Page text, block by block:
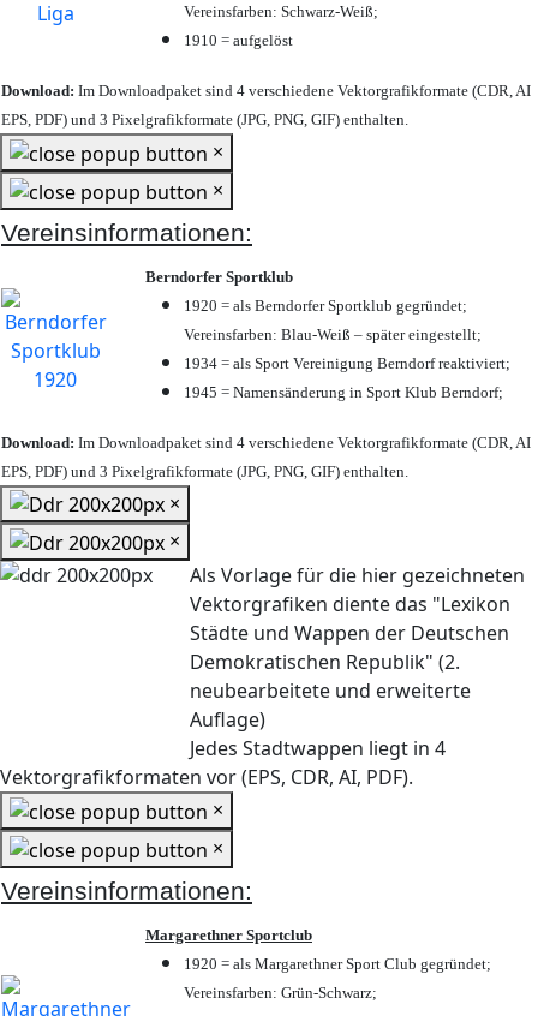
Vereinsfarben: Schwarz-Weiß;
1910 = aufgelöst
Download: Im Downloadpaket sind 4 verschiedene Vektorgrafikformate (CDR, AI
EPS, PDF) und 3 Pixelgrafikformate (JPG, PNG, GIF) enthalten.
×
×
Vereinsinformationen:
Berndorfer Sportklub
1920 = als Berndorfer Sportklub gegründet;
Vereinsfarben: Blau-Weiß – später eingestellt;
1934 = als Sport Vereinigung Berndorf reaktiviert;
1945 = Namensänderung in Sport Klub Berndorf;
Download: Im Downloadpaket sind 4 verschiedene Vektorgrafikformate (CDR, AI
EPS, PDF) und 3 Pixelgrafikformate (JPG, PNG, GIF) enthalten.
×
×
Als Vorlage für die hier gezeichneten
Vektorgrafiken diente das "Lexikon
Städte und Wappen der Deutschen
Demokratischen Republik" (2.
neubearbeitete und erweiterte
Auflage)
Jedes Stadtwappen liegt in 4
Vektorgrafikformaten vor (EPS, CDR, AI, PDF).
×
×
Vereinsinformationen:
Margarethner Sportclub
1920 = als Margarethner Sport Club gegründet;
Vereinsfarben: Grün-Schwarz;